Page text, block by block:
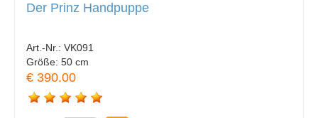
Der Prinz Handpuppe
Art.-Nr.: VK091
Größe: 50 cm
€ 390.00